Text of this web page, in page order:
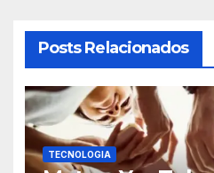
Posts Relacionados
TECNOLOGIA